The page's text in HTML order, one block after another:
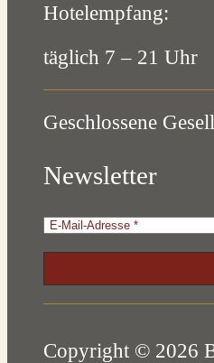
Hotelempfang:
täglich 7 – 21 Uhr
Geschlossene
Newsletter
Copyright © 2026